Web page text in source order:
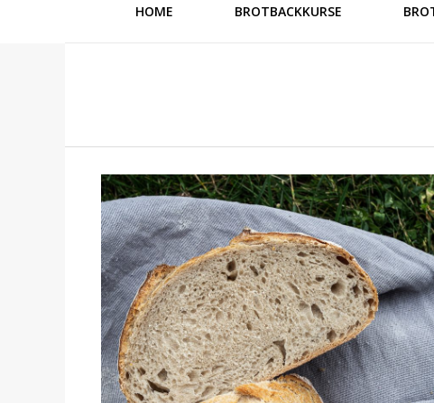
HOME BROTBACKKURSE